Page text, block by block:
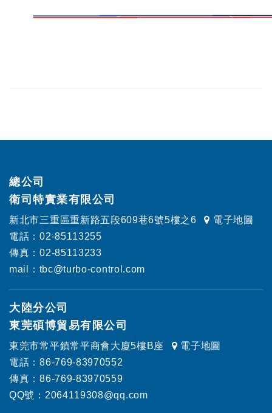
總公司
衛司特實業有限公司
新北市三重區重新路五段609巷6號5樓之6
電子地圖
電話：02-85113255
傳真：02-85113233
mail：tbc@turbo-control.com
大陸分公司
東莞碩博貿易有限公司
東莞市常平鎮常平商會大廈5樓B座
電子地圖
電話：86-769-83970552
傳真：86-769-83970559
QQ號：2064119308@qq.com